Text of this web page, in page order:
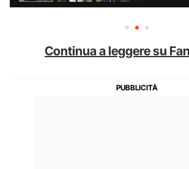
Continua a leggere su